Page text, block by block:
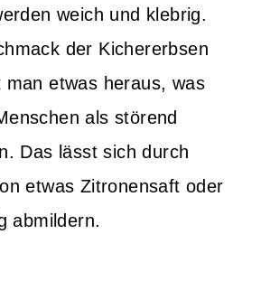
weich und klebrig.
der Kichererbsen
man etwas heraus, was
als störend
Das lässt sich durch
etwas Zitronensaft oder
abmildern.